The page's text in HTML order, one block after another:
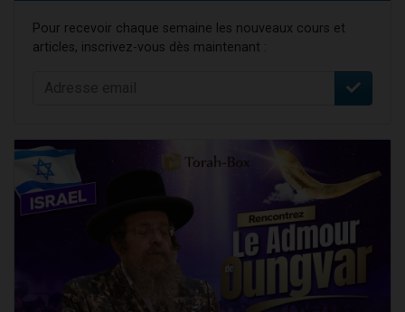
Pour recevoir chaque semaine les nouveaux cours et
articles, inscrivez-vous dès maintenant :